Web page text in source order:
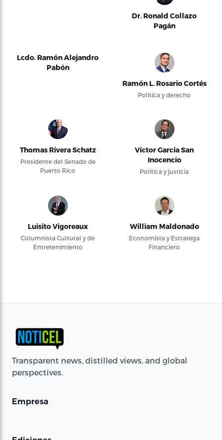
Dr. Ronald Collazo
Pagán
Lcdo. Ramón Alejandro
Pabón
Ramón L. Rosario Cortés
Política y derecho
Thomas Rivera Schatz
Presidente del Senado de
Puerto Rico
Víctor García San
Inocencio
Política y justicia
Luisito Vigoreaux
Columnista Cultural y de
Entretenimiento
William Maldonado
Economista y Estratega
Financiero
Transparent news, distilled views, and global
perspectives.
Empresa